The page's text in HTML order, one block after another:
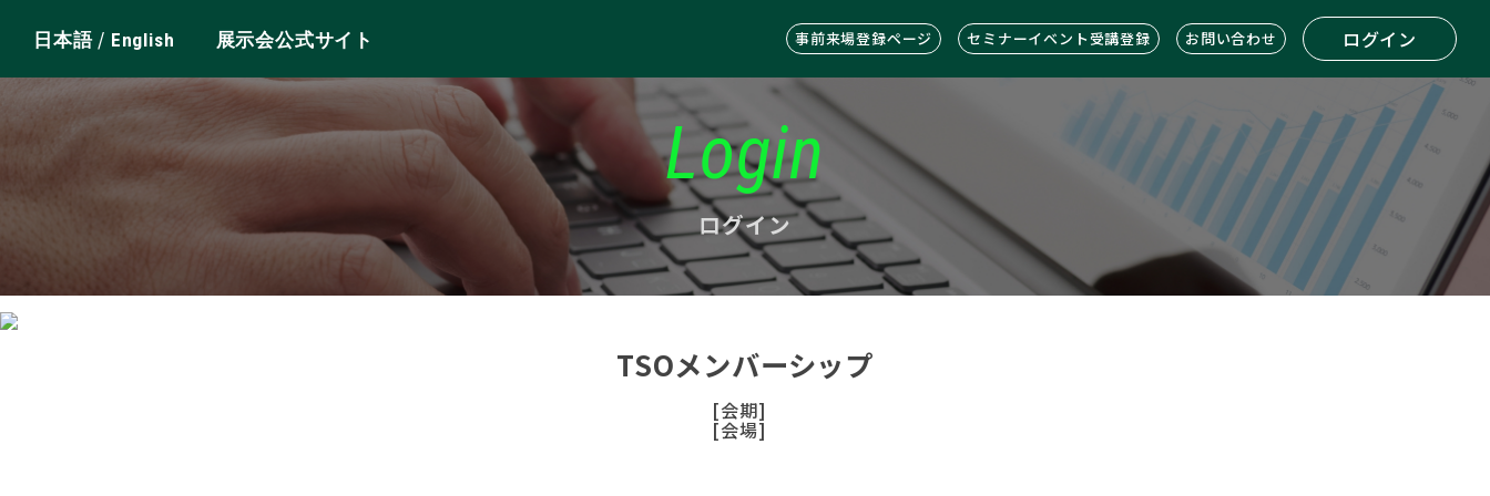
日本語/ English 展示会公式サイト 事前来場登録ページ セミナーイベント受講登録 お問い合わせ ログイン
Login
ログイン
TSOメンバーシップ
[会期]
[会場]